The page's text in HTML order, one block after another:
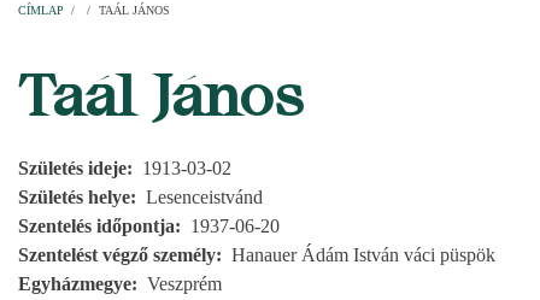
CÍMLAP / / TAÁL JÁNOS
Taál János
Születés ideje
1913-03-02
Születés helye
Lesenceistvánd
Szentelés időpontja
1937-06-20
Szentelést végző személy
Hanauer Ádám István váci püspök
Egyházmegye
Veszprém